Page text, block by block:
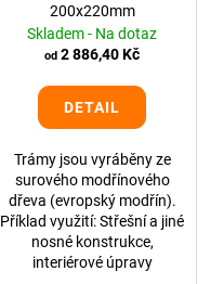
200x220mm
Skladem - Na dotaz
od 2 886,40 Kč
DETAIL
Trámy jsou vyráběny ze
surového modřínového
dřeva (evropský modřín).
Příklad využití: Střešní a jiné
nosné konstrukce,
interiérové úpravy